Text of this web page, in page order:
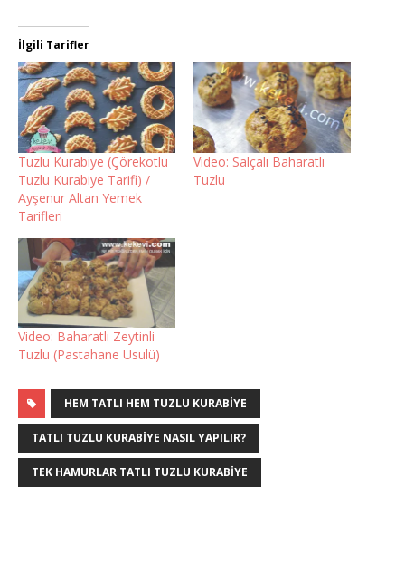
İlgili Tarifler
Tuzlu Kurabiye (Çörekotlu
Tuzlu Kurabiye Tarifi) /
Ayşenur Altan Yemek
Tarifleri
Video: Salçalı Baharatlı
Tuzlu
Video: Baharatlı Zeytinli
Tuzlu (Pastahane Usulü)
HEM TATLI HEM TUZLU KURABIYE
TATLI TUZLU KURABIYE NASIL YAPILIR?
TEK HAMURLAR TATLI TUZLU KURABIYE